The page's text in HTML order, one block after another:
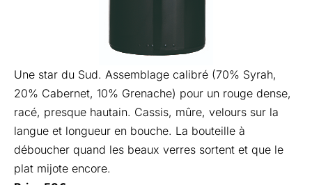
Une star du Sud. Assemblage calibré (70% Syrah,
20% Cabernet, 10% Grenache) pour un rouge dense,
racé, presque hautain. Cassis, mûre, velours sur la
langue et longueur en bouche. La bouteille à
déboucher quand les beaux verres sortent et que le
plat mijote encore.